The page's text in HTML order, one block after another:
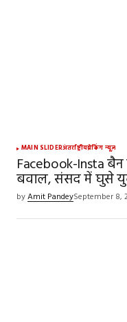
MAIN SLIDERअंतर्राष्ट्रीयब्रेकिंग न्यूज़
Facebook-Insta
बवाल, संसद में घुसे
byAmit PandeySeptember 8,